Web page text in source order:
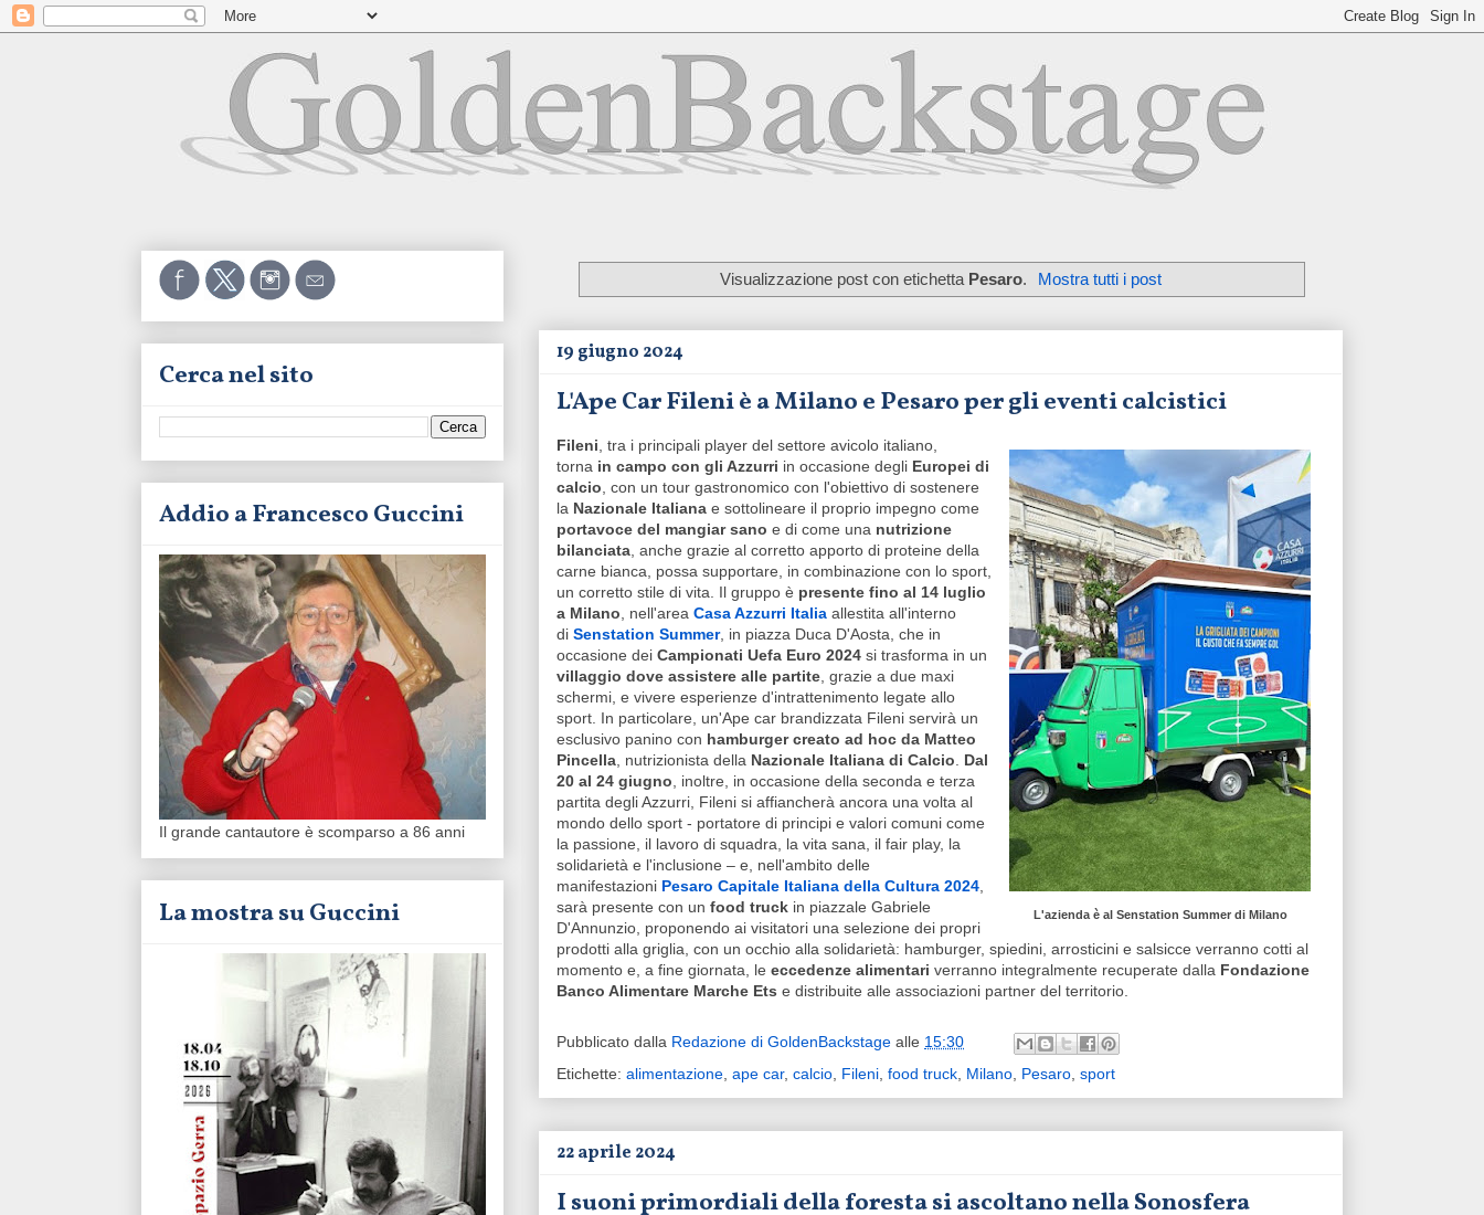
Visualizzazione post con etichetta Pesaro. Mostra tutti i post
19 giugno 2024
L'Ape Car Fileni è a Milano e Pesaro per gli eventi calcistici
L'azienda è al Senstation Summer di Milano
Fileni, tra i principali player del settore avicolo italiano,
torna in campo con gli Azzurri in occasione degli Europei di
calcio, con un tour gastronomico con l'obiettivo di sostenere
la Nazionale Italiana e sottolineare il proprio impegno come
portavoce del mangiar sano e di come una nutrizione
bilanciata, anche grazie al corretto apporto di proteine della
carne bianca, possa supportare, in combinazione con lo sport,
un corretto stile di vita. Il gruppo è presente fino al 14 luglio
a Milano, nell'area Casa Azzurri Italia allestita all'interno
di Senstation Summer, in piazza Duca D'Aosta, che in
occasione dei Campionati Uefa Euro 2024 si trasforma in un
villaggio dove assistere alle partite, grazie a due maxi
schermi, e vivere esperienze d'intrattenimento legate allo
sport. In particolare, un'Ape car brandizzata Fileni servirà un
esclusivo panino con hamburger creato ad hoc da Matteo
Pincella, nutrizionista della Nazionale Italiana di Calcio. Dal
20 al 24 giugno, inoltre, in occasione della seconda e terza
partita degli Azzurri, Fileni si affiancherà ancora una volta al
mondo dello sport - portatore di principi e valori comuni come
la passione, il lavoro di squadra, la vita sana, il fair play, la
solidarietà e l'inclusione – e, nell'ambito delle
manifestazioni Pesaro Capitale Italiana della Cultura 2024,
sarà presente con un food truck in piazzale Gabriele
D'Annunzio, proponendo ai visitatori una selezione dei propri
prodotti alla griglia, con un occhio alla solidarietà: hamburger, spiedini, arrosticini e salsicce verranno cotti al
momento e, a fine giornata, le eccedenze alimentari verranno integralmente recuperate dalla Fondazione
Banco Alimentare Marche Ets e distribuite alle associazioni partner del territorio.
Pubblicato dalla Redazione di GoldenBackstage alle 15:30
Etichette: alimentazione, ape car, calcio, Fileni, food truck, Milano, Pesaro, sport
22 aprile 2024
I suoni primordiali della foresta si ascoltano nella Sonosfera
Cerca nel sito
Addio a Francesco Guccini
Il grande cantautore è scomparso a 86 anni
La mostra su Guccini